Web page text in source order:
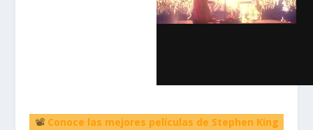
📽 Conoce las mejores películas de Stephen King